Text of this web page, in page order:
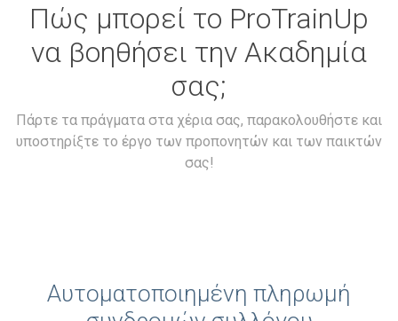
Πώς μπορεί το ProTrainUp
να βοηθήσει την Ακαδημία
σας;
Πάρτε τα πράγματα στα χέρια σας, παρακολουθήστε και
υποστηρίξτε το έργο των προπονητών και των παικτών
σας!
Αυτοματοποιημένη πληρωμή